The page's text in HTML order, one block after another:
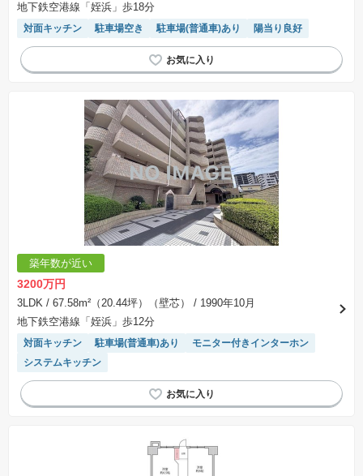
地下鉄空港線「姪浜」歩18分
対面キッチン 駐車場空き 駐車場(普通車)あり 陽当り良好
築年数が近い
3200万円
3LDK / 67.58m²（20.44坪）（壁芯）
/ 1990年10月
地下鉄空港線「姪浜」歩12分
対面キッチン 駐車場(普通車)あり
モニター付きインターホン
システムキッチン